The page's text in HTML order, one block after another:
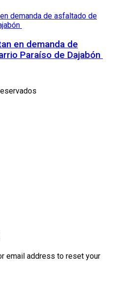
en demanda de
Paraíso de Dajabón
email address to reset your